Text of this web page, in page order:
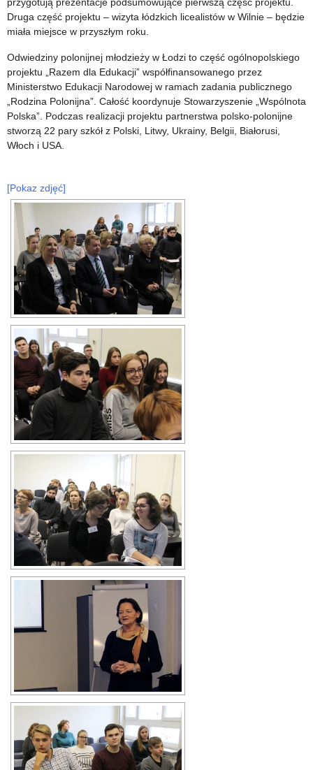
Druga część projektu – wizyta łódzkich licealistów w Wilnie – będzie
miała miejsce w przyszłym roku.
Odwiedziny polonijnej młodzieży w Łodzi to część ogólnopolskiego
projektu „Razem dla Edukacji” współfinansowanego przez
Ministerstwo Edukacji Narodowej w ramach zadania publicznego
„Rodzina Polonijna”. Całość koordynuje Stowarzyszenie „Wspólnota
Polska”. Podczas realizacji projektu partnerstwa polsko-polonijne
stworzą 22 pary szkół z Polski, Litwy, Ukrainy, Belgii, Białorusi,
Włoch i USA.
[Pokaz zdjęć]